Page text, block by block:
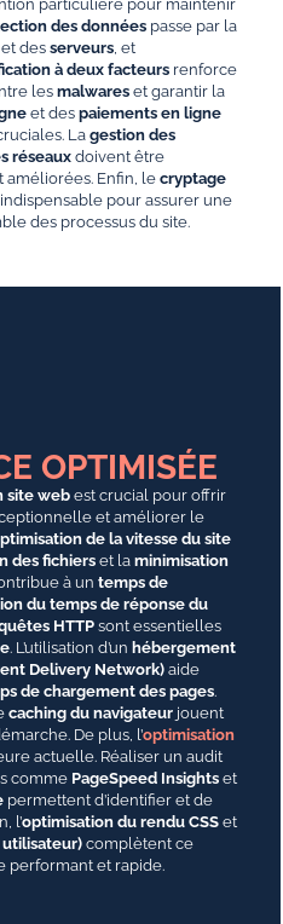
particulière pour maintenir
des données passe par la
et des serveurs , et
à deux facteurs renforce
les malwares et garantir la
et des paiements en ligne
Lagestion des
réseauxdoivent être
Enfin, le cryptage
pour assurer une
des processus du site.
OPTIMISÉE
site web est crucial pour offrir
et améliorer le
de la vitesse du site
des fichiers et la minimisation
à un temps de
du temps de réponse du
HTTP sont essentielles
. L’utilisation d’un hébergement
Delivery Network)aide
de chargement des pages.
caching du navigateur jouent
De plus, l’optimisation
actuelle. Réaliser un audit
comme PageSpeed Insights et
permettent d’identifier et de
l’optimisation du rendu CSS et
complètent ce
performant et rapide.